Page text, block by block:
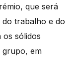
que será
trabalho e do
sólidos
grupo, em